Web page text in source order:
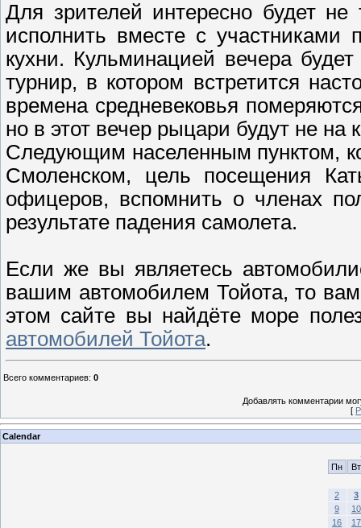
Для зрителей интересно будет
исполнить вместе с участниками
кухни. Кульминацией вечера
турнир, в котором встретится
времена средневековья
но в этот вечер рыцари будут не
Следующим населенным пунктом,
Смоленском, цель посещения
офицеров, вспомнить о членах
результате падения самолета.
Если же вы являетесь
вашим автомобилем Тойота, то
этом сайте вы найдёте море
автомобилей Тойота.
Всего комментариев: 0
Добавлять комментарии
[
Calendar
Пн
Вт
2
3
9
10
16
17